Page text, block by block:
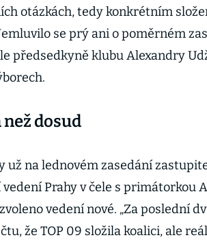
otázkách, tedy konkrétním
se prý ani o poměrném
předsedkyně klubu Alexandry
dosud
už na lednovém zasedání
Prahy v čele s primátorkou
vedení nové. „Za poslední
že TOP 09 složila koalici, ale